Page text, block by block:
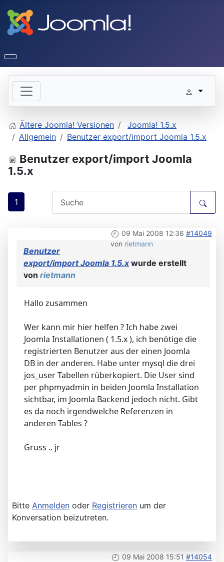
Ältere Joomla! Versionen
Joomla! 1.5.x
Allgemein
Benutzer export/import Joomla 1.5.x
Benutzer export/import Joomla
1.5.x
1
09 Mai 2008 12:36 #14049
von rietmann
Benutzer
export/import Joomla 1.5.xwurde erstellt
von rietmann
Hallo zusammen
Wer kann mir hier helfen ? Ich habe zwei
Joomla Installationen ( 1.5.x ), ich benötige die
registrierten Benutzer aus der einen Joomla
DB in der anderen. Habe unter mysql die drei
jos_user Tabellen rüberkopiert. Die User sind
per phpmyadmin in beiden Joomla Installation
sichtbar, im Joomla Backend jedoch nicht. Gibt
es da noch irgendwelche Referenzen in
anderen Tables ?
Gruss .. jr
Bitte Anmelden oder Registrieren um der
Konversation beizutreten.
09 Mai 2008 15:51 #14054